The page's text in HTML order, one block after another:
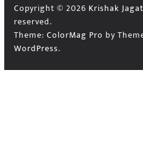
Copyright © 2026 Krishak
reserved.
Theme: ColorMag Pro by
WordPress.